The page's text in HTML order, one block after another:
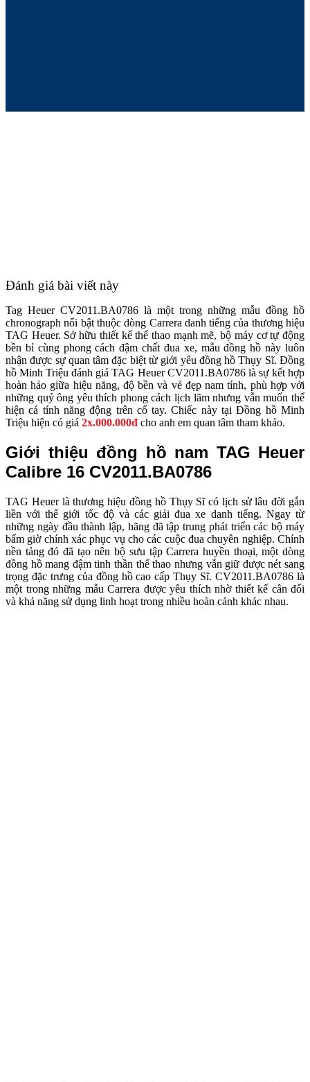
Đánh giá bài viết này
Tag Heuer CV2011.BA0786 là một trong những mẫu đồng hồ
chronograph nổi bật thuộc dòng Carrera danh tiếng của thương hiệu
TAG Heuer. Sở hữu thiết kế thể thao mạnh mẽ, bộ máy cơ tự động
bền bỉ cùng phong cách đậm chất đua xe, mẫu đồng hồ này luôn
nhận được sự quan tâm đặc biệt từ giới yêu đồng hồ Thụy Sĩ. Đồng
hồ Minh Triệu đánh giá TAG Heuer CV2011.BA0786 là sự kết hợp
hoàn hảo giữa hiệu năng, độ bền và vẻ đẹp nam tính, phù hợp với
những quý ông yêu thích phong cách lịch lãm nhưng vẫn muốn thể
hiện cá tính năng động trên cổ tay. Chiếc này tại Đồng hồ Minh
Triệu hiện có giá 2x.000.000đ cho anh em quan tâm tham khảo.
Giới thiệu đồng hồ nam TAG Heuer
Calibre 16 CV2011.BA0786
TAG Heuer là thương hiệu đồng hồ Thụy Sĩ có lịch sử lâu đời gắn
liền với thế giới tốc độ và các giải đua xe danh tiếng. Ngay từ
những ngày đầu thành lập, hãng đã tập trung phát triển các bộ máy
bấm giờ chính xác phục vụ cho các cuộc đua chuyên nghiệp. Chính
nền tảng đó đã tạo nên bộ sưu tập Carrera huyền thoại, một dòng
đồng hồ mang đậm tinh thần thể thao nhưng vẫn giữ được nét sang
trọng đặc trưng của đồng hồ cao cấp Thụy Sĩ. CV2011.BA0786 là
một trong những mẫu Carrera được yêu thích nhờ thiết kế cân đối
và khả năng sử dụng linh hoạt trong nhiều hoàn cảnh khác nhau.